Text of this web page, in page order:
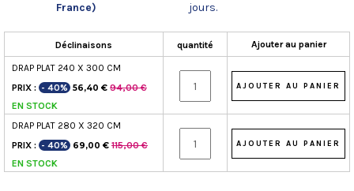
France)
jours.
Déclinaisons quantité Ajouter au panier
DRAP PLAT 240 X 300 CM
PRIX : - 40% 56,40 € 94,00 €
EN STOCK
DRAP PLAT 280 X 320 CM
PRIX : - 40% 69,00 € 115,00 €
EN STOCK